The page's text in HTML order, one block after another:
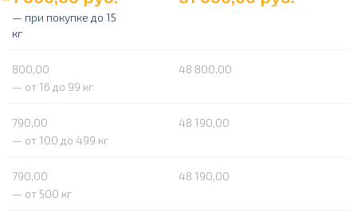
— при покупке до 15
кг
800,00
48 800,00
— от 16 до 99 кг
790,00
48 190,00
— от 100 до 499 кг
790,00
48 190,00
— от 500 кг